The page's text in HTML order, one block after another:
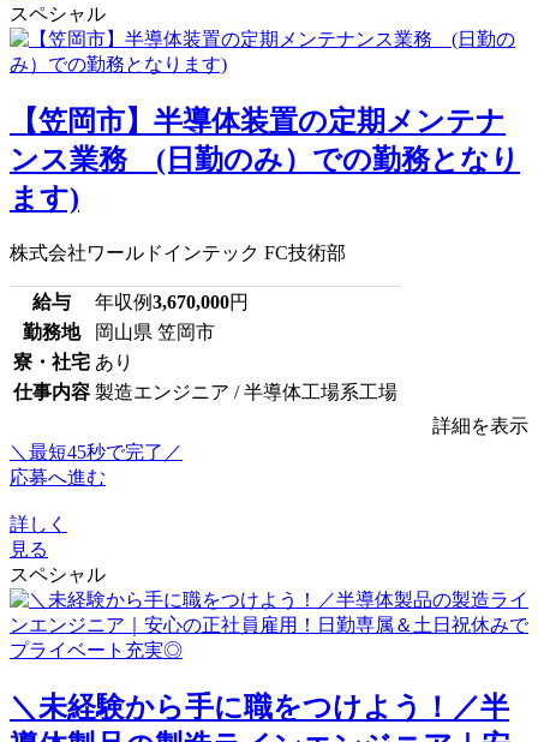
スペシャル
【笠岡市】半導体装置の定期メンテナ
ンス業務 (日勤のみ）での勤務となり
ます)
株式会社ワールドインテック FC技術部
給与 年収例3,670,000円
勤務地
岡山県 笠岡市
寮・社宅 あり
仕事内容 製造エンジニア / 半導体工場系工場
詳細を表示
＼最短45秒で完了／
応募へ進む
詳しく
見る
スペシャル
＼未経験から手に職をつけよう！／半